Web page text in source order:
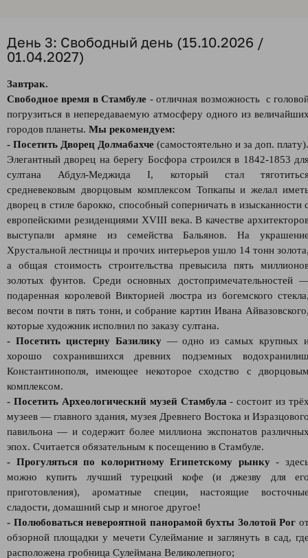
День 3: Свободный день (15.10.2026 /
01.04.2027)
Завтрак.
Свободное время в Стамбуле - отличная возможность с
погрузиться в непередаваемую атмосферу одного из
городов планеты. Мы рекомендуем:
- Посетить Дворец Долмабахче (самостоятельно и за доп. плату).
Элегантный дворец на берегу Босфора строился в 1842-1853
султана Абдул-Меджида I, который стал
средневековым дворцовым комплексом Топкапы и желал
дворец в стиле барокко, способный соперничать в изысканности
европейскими резиденциями XVIII века. В качестве
выступали армяне из семейства Бальянов. На
Хрустальной лестницы и прочих интерьеров ушло 14 тонн
а общая стоимость строительства превысила пять
золотых фунтов. Среди основных достопримечательностей
подаренная королевой Викторией люстра из богемского
весом почти в пять тонн, и собрание картин Ивана
которые художник исполнил по заказу султана.
- Посетить цистерну Базилику— одно из самых крупных
хорошо сохранившихся древних подземных
Константинополя, имеющее некоторое сходство с
комплексом.
- Посетить Археологический музей Стамбула - состоит из
музеев — главного здания, музея Древнего Востока и
павильона — и содержит более миллиона экспонатов
эпох. Считается обязательным к посещению в Стамбуле.
- Прогуляться по колоритному Египетскому рынку-
можно купить лучший турецкий кофе (и джезву для
приготовления), ароматные специи, настоящие
сладости, домашний сыр и многое другое!
- Полюбоваться невероятной панорамой бухты Золотой Рог
обзорной площадки у мечети Сулеймание и заглянуть в сад,
расположена гробница Сулеймана Великолепного;